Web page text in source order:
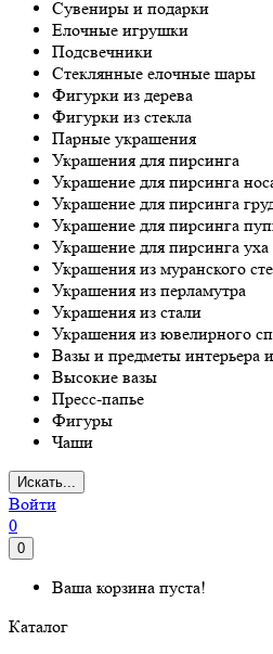
Сувениры и подарки
Елочные игрушки
Подсвечники
Стеклянные елочные шары
Фигурки из дерева
Фигурки из стекла
Парные украшения
Украшения для пирсинга
Украшение для пирсинга
Украшение для пирсинга
Украшение для пирсинга
Украшение для пирсинга уха
Украшения из муранского
Украшения из перламутра
Украшения из стали
Украшения из ювелирного
Вазы и предметы интерьера
Высокие вазы
Пресс-папье
Фигуры
Чаши
Искать...
Войти
0
0
Ваша корзина пуста!
Каталог